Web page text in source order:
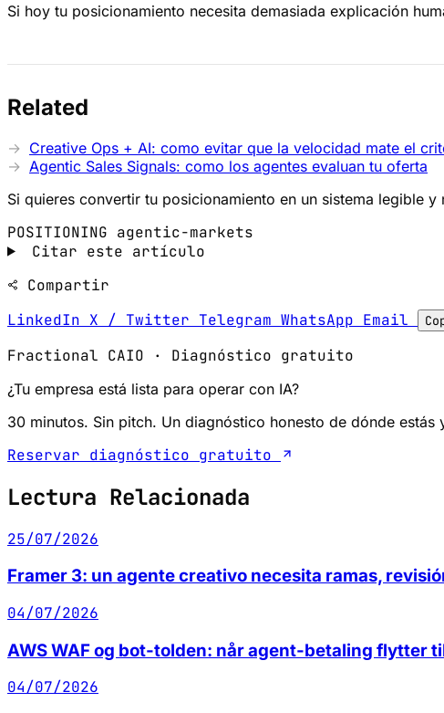
Si hoy tu posicionamiento necesita demasiada explicación
Related
Creative Ops + AI: como evitar que la velocidad mate el
Agentic Sales Signals: como los agentes evaluan tu oferta
Si quieres convertir tu posicionamiento en un sistema legible
POSITIONING agentic-markets
Citar este artículo
Compartir
LinkedIn X / Twitter Telegram WhatsApp Email
Fractional CAIO · Diagnóstico gratuito
¿Tu empresa está lista para operar con IA?
30 minutos. Sin pitch. Un diagnóstico honesto de dónde estás
Reservar diagnóstico gratuito
Lectura Relacionada
25/07/2026
Framer 3: un agente creativo necesita ramas,
04/07/2026
AWS WAF og bot-tolden: når agent-betaling flytter
04/07/2026